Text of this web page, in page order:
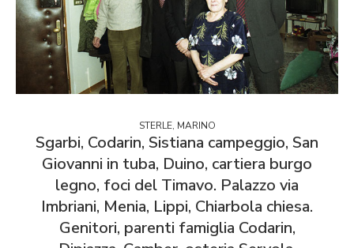
STERLE, MARINO
Sgarbi, Codarin, Sistiana campeggio, San
Giovanni in tuba, Duino, cartiera burgo
legno, foci del Timavo. Palazzo via
Imbriani, Menia, Lippi, Chiarbola chiesa.
Genitori, parenti famiglia Codarin,